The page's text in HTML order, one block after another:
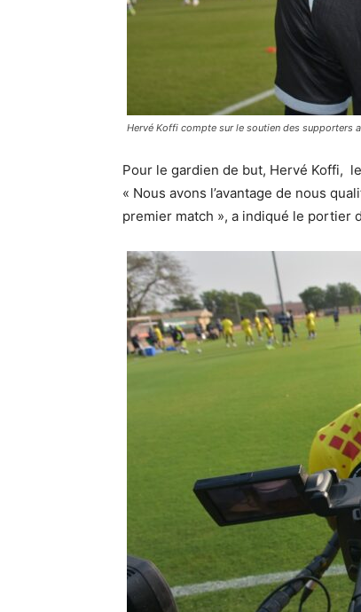
Hervé Koffi compte sur le soutien des supporters
Pour le gardien de but, Hervé Koffi,
« Nous avons l’avantage de nous
premier match », a indiqué le portier